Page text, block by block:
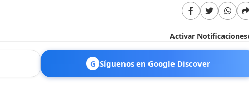
Activar Notificaciones
G Síguenos en Google Discover